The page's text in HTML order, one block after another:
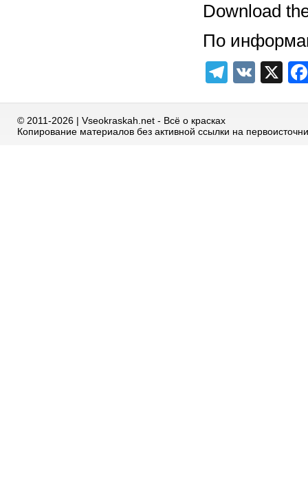
Download
По
VK X
© 2011-2026 | Vseokraskah.net - Всё о красках
Копирование материалов без активной ссылки на